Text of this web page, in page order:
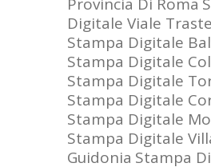
Digitale Viale
Stampa Digitale
Stampa Digitale
Stampa Digitale
Stampa Digitale
Stampa Digitale
Stampa Digitale
Guidonia Stampa